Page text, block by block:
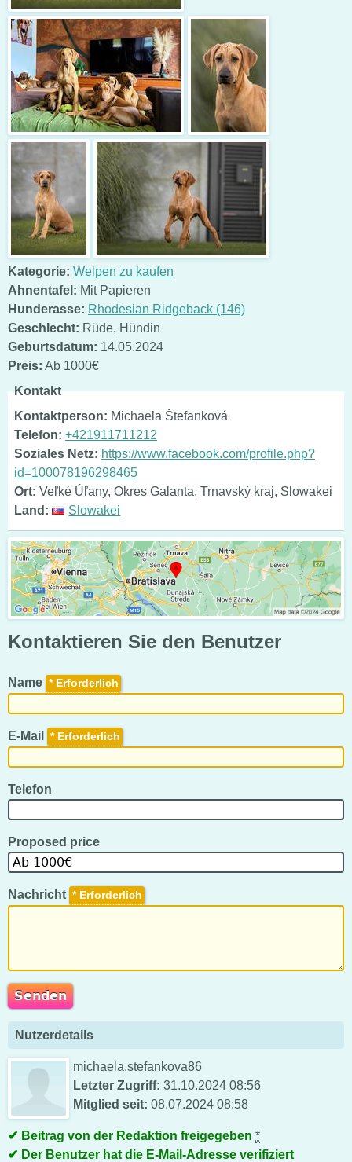
Kategorie: Welpen zu kaufen
Ahnentafel: Mit Papieren
Hunderasse: Rhodesian Ridgeback (146)
Geschlecht: Rüde, Hündin
Geburtsdatum: 14.05.2024
Preis: Ab 1000€
Kontakt
Kontaktperson: Michaela Štefanková
Telefon: +421911711212
Soziales Netz: https://www.facebook.com/profile.php?
id=100078196298465
Ort: Veľké Úľany, Okres Galanta, Trnavský kraj, Slowakei
Land:
Slowakei
Kontaktieren Sie den Benutzer
Name *
E-Mail *
Telefon
Proposed price
Nachricht *
Nutzerdetails
michaela.stefankova86
Letzter Zugriff: 31.10.2024 08:56
Mitglied seit: 08.07.2024 08:58
Beitrag von der Redaktion freigegeben *
Der Benutzer hat die E-Mail-Adresse verifiziert